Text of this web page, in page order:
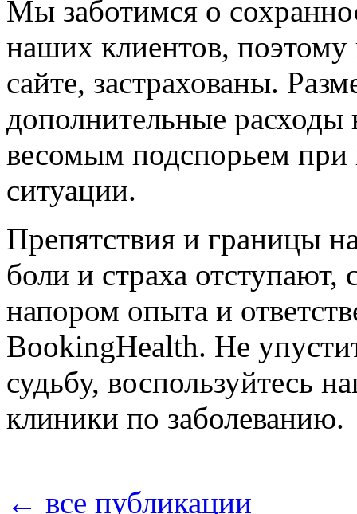
Мы заботимся о
наших клиентов,
сайте, застрахованы.
дополнительные расходы
весомым подспорьем при
ситуации.
Препятствия и границы
боли и страха отступают,
напором опыта и
BookingHealth. Не
судьбу, воспользуйтесь
клиники по заболеванию.
← все публикации